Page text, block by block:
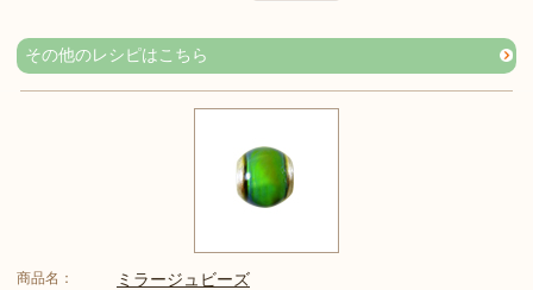
その他のレシピはこちら
商品名： ミラージュビーズ